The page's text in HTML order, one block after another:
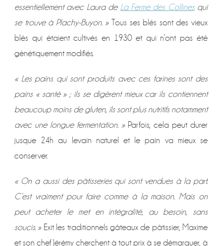
essentiellement avec Laura de La Ferme des Collinesqui
se trouve à Plachy-Buyon. »Tous ses blés sont des vieux
blés qui étaient cultivés en 1930 et qui n’ont pas été
génétiquement modifiés.
« Les pains qui sont produits avec ces farines sont des
pains « santé » ; ils se digèrent mieux car ils contiennent
beaucoup moins de gluten, ils sont plus nutritifs notamment
avec une longue fermentation. »Parfois, cela peut durer
jusque 24h au levain naturel et le pain va mieux se
conserver.
« On a aussi des pâtisseries qui sont vendues à la part.
C’est vraiment pour faire comme à la maison. Mais on
peut acheter le met en intégralité, au besoin, sans
soucis. »Exit les traditionnels gâteaux de pâtissier, Maxime
et son chef Jérémy cherchent à tout prix à se démarquer, à